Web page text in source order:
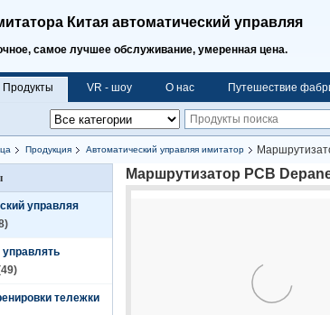
Китая автоматический управляя
самое лучшее обслуживание, умеренная цена.
Продукты VR - шоу О нас Путешествие
Продукция Автоматический управляя имитатор
управляя
тележки
Маршрутизатор PCB